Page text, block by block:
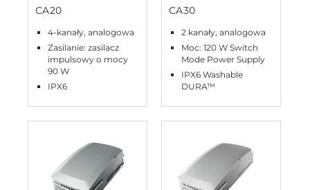
CA20
4-kanały, analogowa
Zasilanie: zasilacz
impulsowy o mocy
90 W
IPX6
CA30
2 kanały, analogowa
Moc: 120 W Switch
Mode Power Supply
IPX6 Washable
DURA™